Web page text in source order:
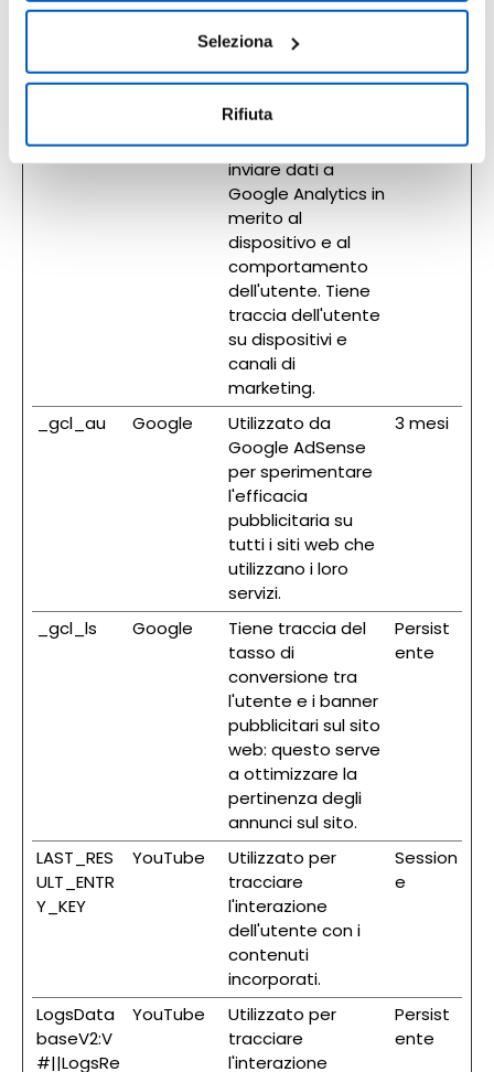
liberamente prestare, rifiutare o revocare il proprio
consenso in qualsiasi momento, accedendo al pannello
Mostra Dettagli.
Seleziona
Rifiuta
dell'utente. Tiene
traccia dell'utente
canali di
marketing.
_ga_# Google
Utilizzato per
inviare dati a
Google Analytics in
merito al
dispositivo e al
comportamento
dell'utente. Tiene
traccia dell'utente
su dispositivi e
canali di
marketing.
2 anni
_gcl_au Google
Utilizzato da
Google AdSense
per sperimentare
l'efficacia
pubblicitaria su
tutti i siti web che
utilizzano i loro
servizi.
3 mesi
_gcl_ls Google
Tiene traccia del
tasso di
conversione tra
l'utente e i banner
pubblicitari sul sito
web: questo serve
a ottimizzare la
pertinenza degli
annunci sul sito.
Persist
ente
LAST_RES
ULT_ENTR
Y_KEY
YouTube
Utilizzato per
tracciare
l'interazione
dell'utente con i
contenuti
incorporati.
Session
e
LogsData
baseV2:V
#||LogsRe
YouTube
Utilizzato per
tracciare
l'interazione
Persist
ente